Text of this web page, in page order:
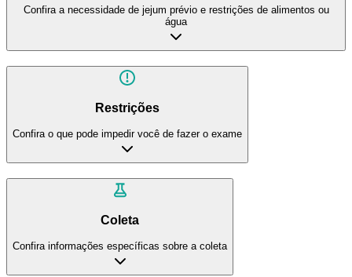
Confira a necessidade de jejum prévio e restrições de alimentos ou
água
Restrições
Confira o que pode impedir você de fazer o exame
Coleta
Confira informações específicas sobre a coleta